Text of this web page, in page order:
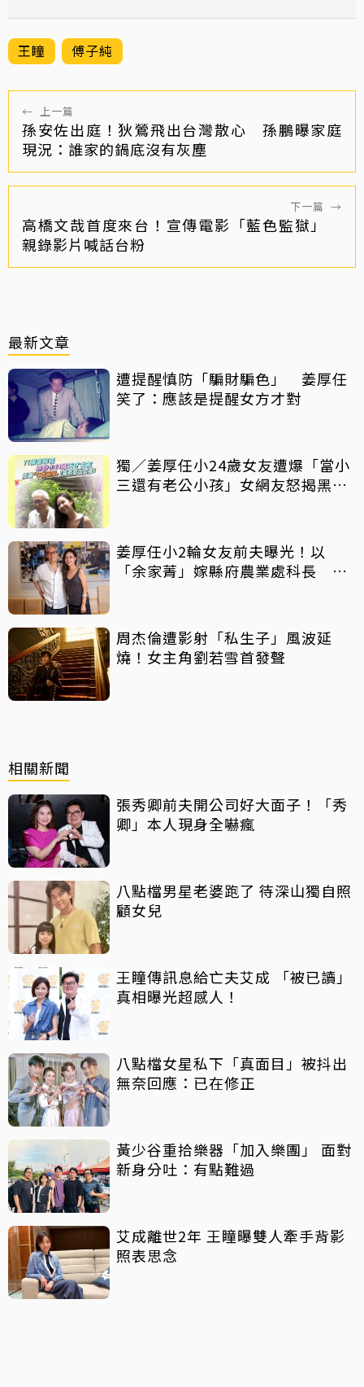
王瞳 傅子純
← 上一篇
孫安佐出庭！狄鶯飛出台灣散心 孫鵬曝家庭
現況：誰家的鍋底沒有灰塵
下一篇 →
高橋文哉首度來台！宣傳電影「藍色監獄」
親錄影片喊話台粉
最新文章
遭提醒慎防「騙財騙色」 姜厚任
笑了：應該是提醒女方才對
獨／姜厚任小24歲女友遭爆「當小
三還有老公小孩」女網友怒揭黑歷
姜厚任小2輪女友前夫曝光！以
「余家菁」嫁縣府農業處科長 交
周杰倫遭影射「私生子」風波延
燒！女主角劉若雪首發聲
相關新聞
張秀卿前夫開公司好大面子！「秀
卿」本人現身全嚇瘋
八點檔男星老婆跑了 待深山獨自照
顧女兒
王瞳傳訊息給亡夫艾成 「被已讀」
真相曝光超感人！
八點檔女星私下「真面目」被抖出
無奈回應：已在修正
黃少谷重拾樂器「加入樂團」 面對
新身分吐：有點難過
艾成離世2年 王瞳曝雙人牽手背影
照表思念